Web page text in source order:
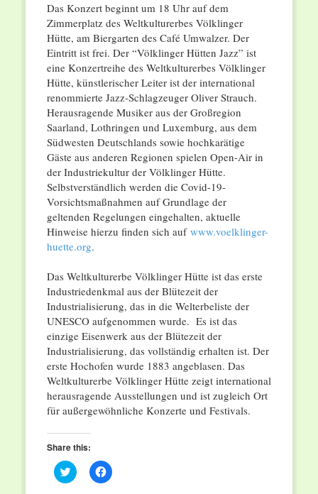
Das Konzert beginnt um 18 Uhr auf dem
Zimmerplatz des Weltkulturerbes Völklinger
Hütte, am Biergarten des Café Umwalzer. Der
Eintritt ist frei. Der “Völklinger Hütten Jazz” ist
eine Konzertreihe des Weltkulturerbes Völklinger
Hütte, künstlerischer Leiter ist der international
renommierte Jazz-Schlagzeuger Oliver Strauch.
Herausragende Musiker aus der Großregion
Saarland, Lothringen und Luxemburg, aus dem
Südwesten Deutschlands sowie hochkarätige
Gäste aus anderen Regionen spielen Open-Air in
der Industriekultur der Völklinger Hütte.
Selbstverständlich werden die Covid-19-
Vorsichtsmaßnahmen auf Grundlage der
geltenden Regelungen eingehalten, aktuelle
Hinweise hierzu finden sich auf www.voelklinger-
huette.org.
Das Weltkulturerbe Völklinger Hütte ist das erste
Industriedenkmal aus der Blütezeit der
Industrialisierung, das in die Welterbeliste der
UNESCO aufgenommen wurde. Es ist das
einzige Eisenwerk aus der Blütezeit der
Industrialisierung, das vollständig erhalten ist. Der
erste Hochofen wurde 1883 angeblasen. Das
Weltkulturerbe Völklinger Hütte zeigt international
herausragende Ausstellungen und ist zugleich Ort
für außergewöhnliche Konzerte und Festivals.
Share this:
Click
to
Click
to